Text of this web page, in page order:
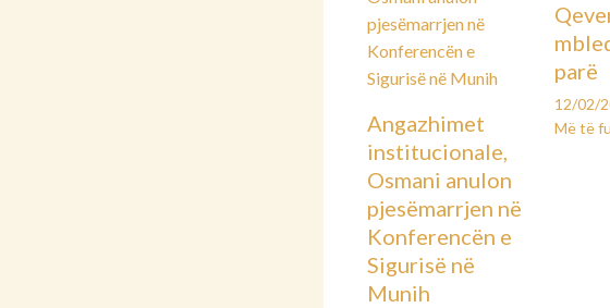
Angazhimet
institucionale,
Osmani anulon
pjesëmarrjen në
Konferencën e
Sigurisë në
Munih
parë
12/02/
Më të